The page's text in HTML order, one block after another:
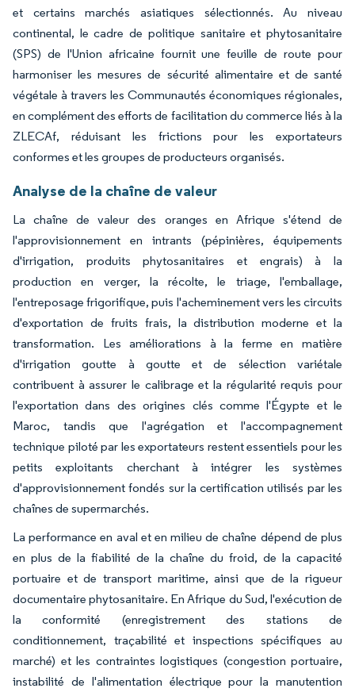
et certains marchés asiatiques sélectionnés. Au niveau
continental, le cadre de politique sanitaire et phytosanitaire
(SPS) de l'Union africaine fournit une feuille de route pour
harmoniser les mesures de sécurité alimentaire et de santé
végétale à travers les Communautés économiques régionales,
en complément des efforts de facilitation du commerce liés à la
ZLECAf, réduisant les frictions pour les exportateurs
conformes et les groupes de producteurs organisés.
Analyse de la chaîne de valeur
La chaîne de valeur des oranges en Afrique s'étend de
l'approvisionnement en intrants (pépinières, équipements
d'irrigation, produits phytosanitaires et engrais) à la
production en verger, la récolte, le triage, l'emballage,
l'entreposage frigorifique, puis l'acheminement vers les circuits
d'exportation de fruits frais, la distribution moderne et la
transformation. Les améliorations à la ferme en matière
d'irrigation goutte à goutte et de sélection variétale
contribuent à assurer le calibrage et la régularité requis pour
l'exportation dans des origines clés comme l'Égypte et le
Maroc, tandis que l'agrégation et l'accompagnement
technique piloté par les exportateurs restent essentiels pour les
petits exploitants cherchant à intégrer les systèmes
d'approvisionnement fondés sur la certification utilisés par les
chaînes de supermarchés.
La performance en aval et en milieu de chaîne dépend de plus
en plus de la fiabilité de la chaîne du froid, de la capacité
portuaire et de transport maritime, ainsi que de la rigueur
documentaire phytosanitaire. En Afrique du Sud, l'exécution de
la conformité (enregistrement des stations de
conditionnement, traçabilité et inspections spécifiques au
marché) et les contraintes logistiques (congestion portuaire,
instabilité de l'alimentation électrique pour la manutention